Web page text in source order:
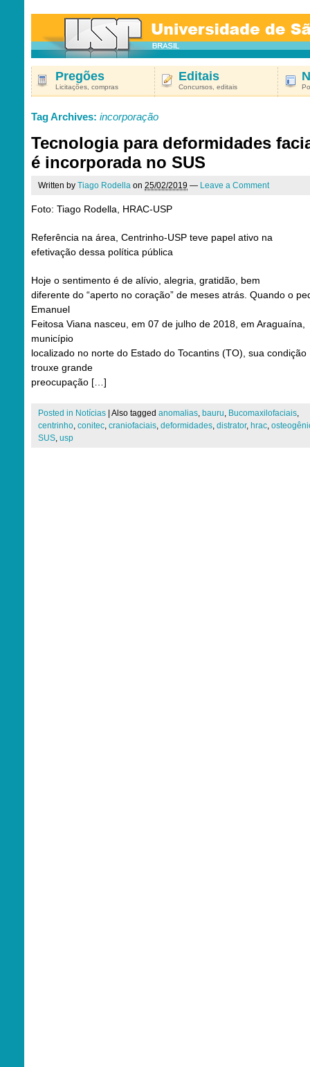
Pregões
Licitações, compras
Editais
Concursos, editais
Tag Archives: incorporação
Tecnologia para deformidades
é incorporada no SUS
Written by Tiago Rodella on 25/02/2019 — Leave a Comment
Foto: Tiago Rodella, HRAC-USP
Referência na área, Centrinho-USP teve papel ativo na
efetivação dessa política pública
Hoje o sentimento é de alívio, alegria, gratidão, bem
diferente do “aperto no coração” de meses atrás. Quando o
Emanuel
Feitosa Viana nasceu, em 07 de julho de 2018, em Araguaína,
município
localizado no norte do Estado do Tocantins (TO), sua condição
trouxe grande
preocupação […]
Posted in Notícias Also tagged anomalias, bauru, Bucomaxilofaciais,
centrinho, conitec, craniofaciais, deformidades, distrator, hrac,
SUS, usp